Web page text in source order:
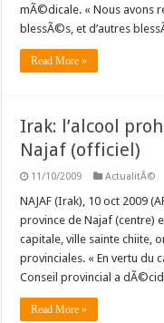
mÃ©dicale. « Nous avons
blessÃ©s, et d’autres
Read More »
Irak: l’alcool
Najaf (officiel)
11/10/2009 ActualitÃ©
NAJAF (Irak), 10 oct 2009
province de Najaf (centre)
capitale, ville sainte chiite,
provinciales. « En vertu du
Conseil provincial a
Read More »